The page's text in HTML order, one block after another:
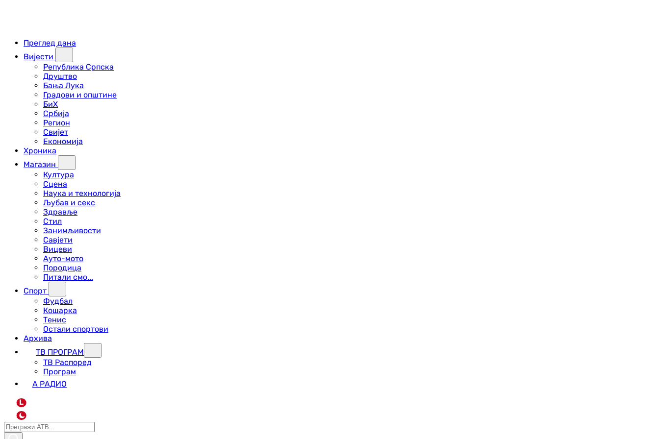
Преглед дана
Вијести
Република Српска
Друштво
Бања Лука
Градови и општине
БиХ
Србија
Регион
Свијет
Економија
Хроника
Магазин
Култура
Сцена
Наука и технологија
Љубав и секс
Здравље
Стил
Занимљивости
Савјети
Вицеви
Ауто-мото
Породица
Питали смо...
Спорт
Фудбал
Кошарка
Тенис
Остали спортови
Архива
ТВ ПРОГРАМ
ТВ Распоред
Програм
А РАДИО
L